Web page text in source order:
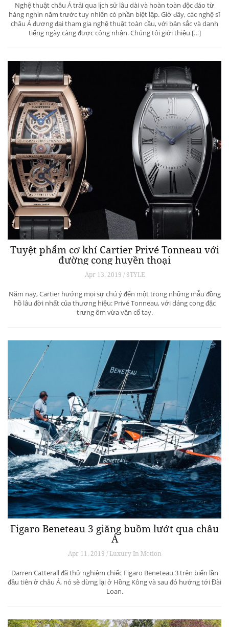
Nghệ thuật châu Á trải qua lịch sử lâu dài và hoàn toàn độc đáo từ
hàng nghìn năm trước tuy nhiên có phần biệt lập. Giờ đây, các nghệ sĩ
châu Á đương đại tham gia nghệ thuật toàn cầu, với bản sắc và danh
tiếng ngày càng được công nhận. Chúng tôi giới thiệu […]
Tuyệt phẩm cơ khí Cartier Privé Tonneau với
đường cong huyền thoại
Apr 13, 2019 / STYLE
Năm nay, Cartier hướng mọi sự chú ý đến một trong những mẫu đồng
hồ lâu đời nhất của thương hiệu: Privé Tonneau, với dáng cong đặc
trưng ôm vừa vặn cổ tay.
Figaro Beneteau 3 giăng buồm lướt qua châu
Á
Apr 11, 2019 / Luxury In Motion
Darren Catterall đã thử nghiệm chiếc Figaro Beneteau 3 trên biển lần
đầu tiên ở châu Á, nó sẽ dừng lại ở Hồng Kông và sau đó hướng tới Đài
Loan.